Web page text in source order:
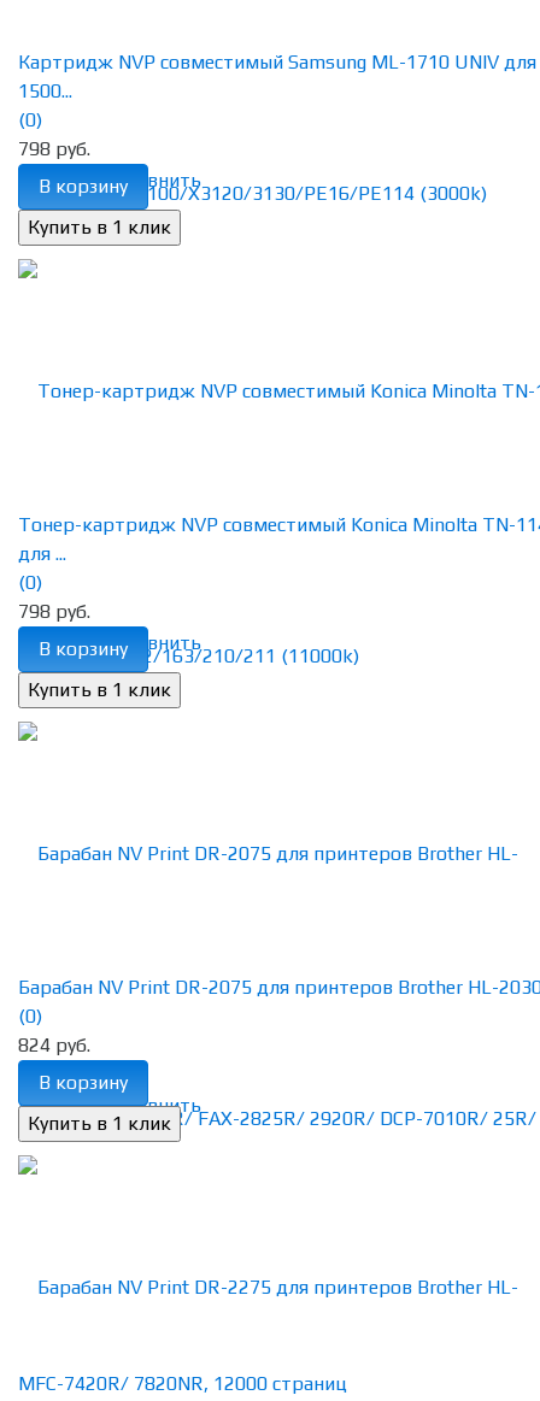
избранное сравнить
Картридж NVP совместимый Samsung ML-1710 UNIV
1500...
(0)
798 руб.
В корзину
избранное сравнить
Тонер-картридж NVP совместимый Konica Minolta TN-
для ...
(0)
798 руб.
В корзину
избранное сравнить
Барабан NV Print DR-2075 для принтеров Brother HL-
(0)
824 руб.
В корзину